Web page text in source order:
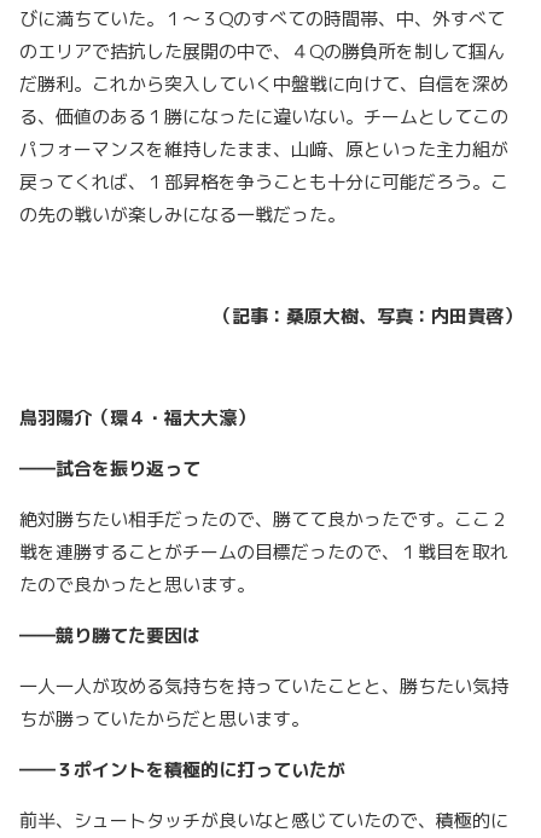
びに満ちていた。１～３Qのすべての時間帯、中、外すべて
のエリアで拮抗した展開の中で、４Qの勝負所を制して掴ん
だ勝利。これから突入していく中盤戦に向けて、自信を深め
る、価値のある１勝になったに違いない。チームとしてこの
パフォーマンスを維持したまま、山﨑、原といった主力組が
戻ってくれば、１部昇格を争うことも十分に可能だろう。こ
の先の戦いが楽しみになる一戦だった。
（記事：桑原大樹、写真：内田貴啓）
鳥羽陽介（環４・福大大濠）
――試合を振り返って
絶対勝ちたい相手だったので、勝てて良かったです。ここ２
戦を連勝することがチームの目標だったので、１戦目を取れ
たので良かったと思います。
――競り勝てた要因は
一人一人が攻める気持ちを持っていたことと、勝ちたい気持
ちが勝っていたからだと思います。
――３ポイントを積極的に打っていたが
前半、シュートタッチが良いなと感じていたので、積極的に